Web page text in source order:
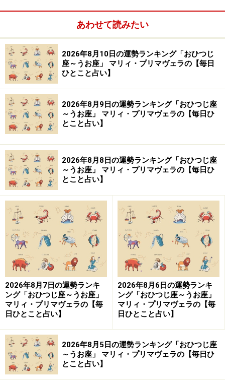
ら風水師に師事し、風水、九星、祐気採り（吉方位判
断）、吉日の選定、手相・姓名判断、家相学などを学
ぶ。上から押し付けるのではなく、「相手の気持ちに寄
り添う」鑑定スタイルは多くの読者の心をつかんで離さ
ない。テレビ、ラジオなどへの出演や、Webメディア、
雑誌での執筆など幅広く活躍中。好きな食べ物は桃と餃
子。あだ名はナッキー。
【イラスト】
※記事内容は執筆時点のものです。最新の内容をご確認くださ
い。
【編集部おすすめの購入サイト】
Amazonで占い関連の商品をチェック！
楽天市場で占い関連の商品をチェック！
あわせて読みたい
2026年8月10日の運勢ランキング「おひつじ
座～うお座」 マリィ・プリマヴェラの【毎日
ひとこと占い】
2026年8月9日の運勢ランキング「おひつじ座
～うお座」 マリィ・プリマヴェラの【毎日ひ
とこと占い】
2026年8月8日の運勢ランキング「おひつじ座
～うお座」 マリィ・プリマヴェラの【毎日ひ
とこと占い】
2026年8月7日の運勢ランキ
ング「おひつじ座～うお座」
マリィ・プリマヴェラの【毎
日ひとこと占い】
2026年8月6日の運勢ランキ
ング「おひつじ座～うお座」
マリィ・プリマヴェラの【毎
日ひとこと占い】
2026年8月5日の運勢ランキング「おひつじ座
～うお座」 マリィ・プリマヴェラの【毎日ひ
とこと占い】